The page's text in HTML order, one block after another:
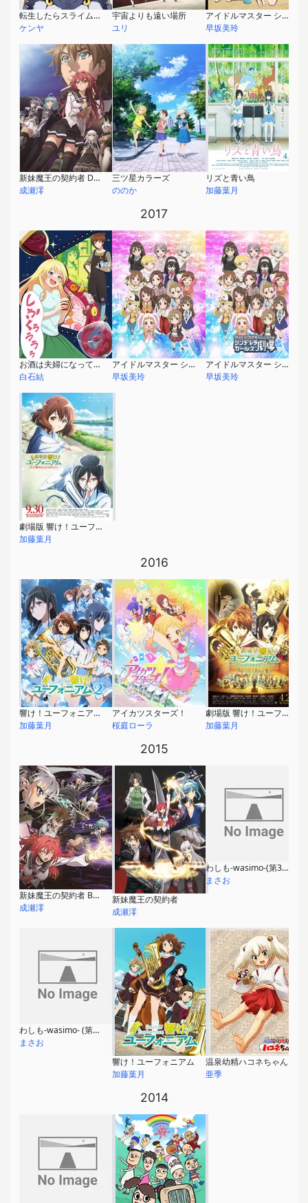
転生したらスライムだった件
ケンヤ
宇宙よりも遠い場所
ユリ
アイドルマスター シンデレラガールズ劇場 3rd SEASON
早坂美玲
新妹魔王の契約者 DEPARTURES
成瀬澪
三ツ星カラーズ
ののか
リズと青い鳥
加藤葉月
2017
お酒は夫婦になってから
白石結
アイドルマスター シンデレラガールズ劇場 火曜シンデレラシアター 第2期
早坂美玲
アイドルマスター シンデレラガールズ劇場 2nd SEASON
早坂美玲
劇場版 響け！ユーフォニアム～届けたいメロディ～
加藤葉月
2016
響け！ユーフォニアム2
加藤葉月
アイカツスターズ！
桜庭ローラ
劇場版 響け！ユーフォニアム～北宇治高校吹奏楽部へようこそ～
加藤葉月
2015
新妹魔王の契約者 BURST
成瀬澪
新妹魔王の契約者
成瀬澪
わしも-wasimo-(第3シリーズ)
まさお
わしも-wasimo- (第2シリーズ)
まさお
響け！ユーフォニアム
加藤葉月
温泉幼精ハコネちゃん
亜季
2014